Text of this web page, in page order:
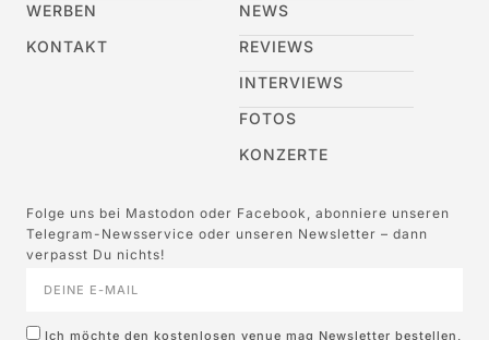
WERBEN
KONTAKT
NEWS
REVIEWS
INTERVIEWS
FOTOS
KONZERTE
Folge uns bei Mastodon oder Facebook, abonniere unseren
Telegram-Newsservice oder unseren Newsletter – dann
verpasst Du nichts!
Ich möchte den kostenlosen venue mag Newsletter bestellen,